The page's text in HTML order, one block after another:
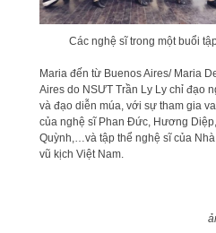
Các nghệ sĩ trong một buổi
Maria đến từ Buenos Aires/ Maria
Aires do NSƯT Trần Ly Ly chỉ đạo
và đạo diễn múa, với sự tham gia
của nghệ sĩ Phan Đức, Hương
Quỳnh,…và tập thể nghệ sĩ của
vũ kịch Việt Nam.